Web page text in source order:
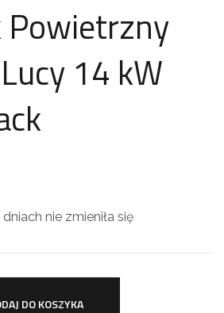
Powietrzny
14 kW
nie zmieniła się
DO KOSZYKA